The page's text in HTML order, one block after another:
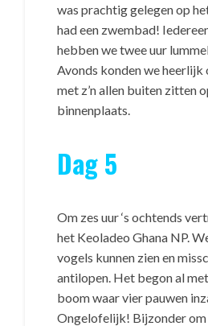
was prachtig gelegen op
had een zwembad!
hebben we twee uur
Avonds konden we heerlijk
met z’n allen buiten zitten
binnenplaats.
Dag 5
Om zes uur ‘s ochtends
het Keoladeo Ghana NP.
vogels kunnen zien en
antilopen. Het begon al
boom waar vier pauwen
Ongelofelijk! Bijzonder om